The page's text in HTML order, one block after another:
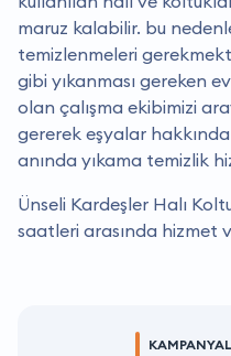
maruz kalabilir. bu
temizlenmeleri
gibi yıkanması gereken
olan çalışma ekibimizi
gererek eşyalar
anında yıkama temizlik
Ünseli Kardeşler Halı
saatleri arasında hizmet